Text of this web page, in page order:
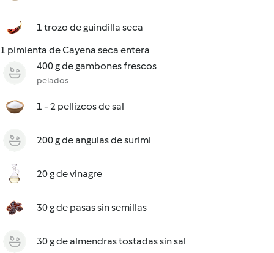
1 trozo de guindilla seca
1 pimienta de Cayena seca entera
400 g de gambones frescos
pelados
1 - 2 pellizcos de sal
200 g de angulas de surimi
20 g de vinagre
30 g de pasas sin semillas
30 g de almendras tostadas sin sal